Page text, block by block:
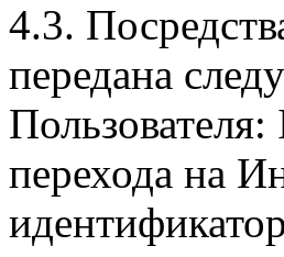
4.3.
передана
перехода на